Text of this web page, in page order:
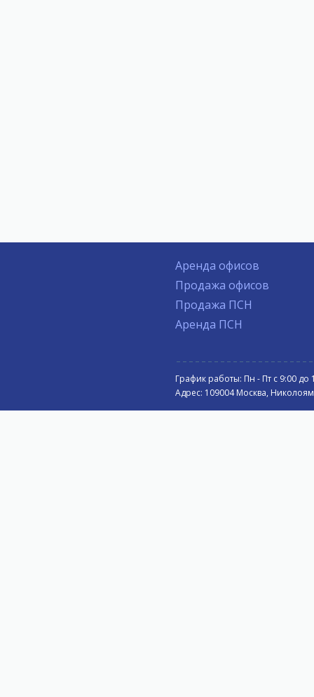
Аренда офисов
Продажа офисов
Продажа ПСН
Аренда ПСН
График работы: Пн - Пт с 9:00 до
Адрес: 109004 Москва,